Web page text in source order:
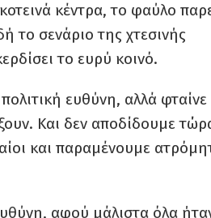
κέντρα, το φαύλο
το σενάριο της χτεσινής
το ευρύ κοινό.
ευθύνη, αλλά φταίνε
Και δεν αποδίδουμε
και παραμένουμε
αφού μάλιστα όλα